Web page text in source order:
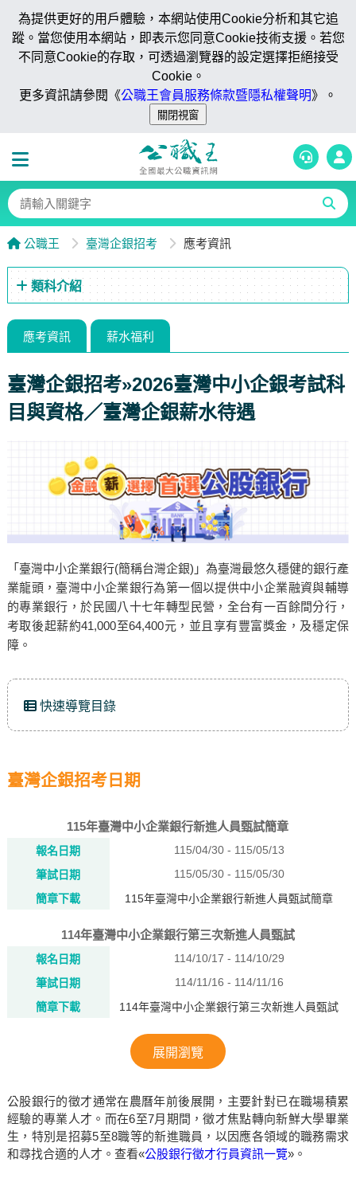
為提供更好的用戶體驗，本網站使用Cookie分析和其它追
蹤。當您使用本網站，即表示您同意Cookie技術支援。若您
不同意Cookie的存取，可透過瀏覽器的設定選擇拒絕接受
Cookie。
更多資訊請參閱《公職王會員服務條款暨隱私權聲明》。
公職王 臺灣企銀招考 應考資訊
類科介紹
應考資訊 薪水福利
臺灣企銀招考»2026臺灣中小企銀考試科
目與資格／臺灣企銀薪水待遇
「臺灣中小企業銀行(簡稱台灣企銀)」為臺灣最悠久穩健的銀行產
業龍頭，臺灣中小企業銀行為第一個以提供中小企業融資與輔導
的專業銀行，於民國八十七年轉型民營，全台有一百餘間分行，
考取後起薪約41,000至64,400元，並且享有豐富獎金，及穩定保
障。
快速導覽目錄
臺灣企銀招考日期
115年臺灣中小企業銀行新進人員甄試簡章
報名日期
115/04/30 - 115/05/13
筆試日期
115/05/30 - 115/05/30
簡章下載
115年臺灣中小企業銀行新進人員甄試簡章
114年臺灣中小企業銀行第三次新進人員甄試
報名日期
114/10/17 - 114/10/29
筆試日期
114/11/16 - 114/11/16
簡章下載
114年臺灣中小企業銀行第三次新進人員甄試
展開瀏覽
公股銀行的徵才通常在農曆年前後展開，主要針對已在職場積累
經驗的專業人才。而在6至7月期間，徵才焦點轉向新鮮大學畢業
生，特別是招募5至8職等的新進職員，以因應各領域的職務需求
和尋找合適的人才。查看«公股銀行徵才行員資訊一覽»。